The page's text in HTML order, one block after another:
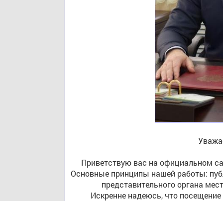
Приветствую вас на официальном
Основные принципы нашей работы:
представительного органа
Искренне надеюсь, что